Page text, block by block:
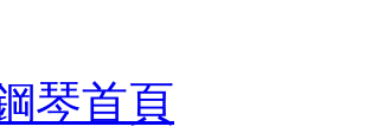
琴首頁